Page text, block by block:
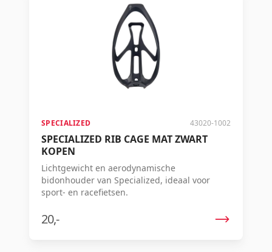
SPECIALIZED 43020-1002
SPECIALIZED RIB CAGE MAT ZWART
KOPEN
Lichtgewicht en aerodynamische
bidonhouder van Specialized, ideaal voor
sport- en racefietsen.
20,-